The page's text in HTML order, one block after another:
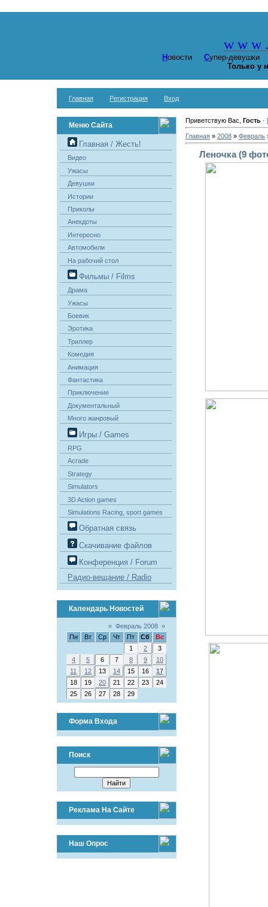
w w w
Новости Супер-
Только у
Главная Регистрация Вход
Меню Сайта
Главная / Жесть!
Видео
Ужасы
Девушки
Истории
Приколы
Анекдоты
Интересно
Автомобили
На рабочий стол
Фильмы / Films
Драма
Ужасы
Боевик
Эротика
Триллер
Комедия
Анимация
Фантастика
Приключение
Документальный
Много жанровый
Игры / Games
RPG
Acrade
Strategy
Simulators
3D Action games
Simulations Racing, sport games
Обратная связь
Скачивание файлов
Конференция / Forum
Радио-вещание / Radio
Календарь Новостей
« Февраль 2008 »
Пн
Вт Ср Чт Пт Сб
Вс
1
2
3
4
5 6 7 8 9
10
11
12 13 14 15 16
17
18
19 20 21 22 23
24
25
26 27 28 29
Форма Входа
Поиск
Реклама На Сайте
Наш Опрос
Приветствую Вас, Гость·
Главная» 2008 » Февраль
Леночка (9